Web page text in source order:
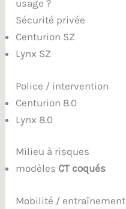
usage ?
Sécurité privée
Centurion SZ
Lynx SZ
Police / intervention
Centurion 8.0
Lynx 8.0
Milieu à risques
modèles CT coqués
Mobilité / entraînement